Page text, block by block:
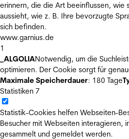
erinnern, die die Art beeinflussen, wie
aussieht, wie z. B. Ihre bevorzugte
sich befinden.
www.garnius.de
1
_ALGOLIANotwendig, um die
optimieren. Der Cookie sorgt für
Maximale Speicherdauer: 180 Tage
Statistiken 7
Statistik-Cookies helfen Webseiten-
Besucher mit Webseiten interagieren,
gesammelt und gemeldet werden.